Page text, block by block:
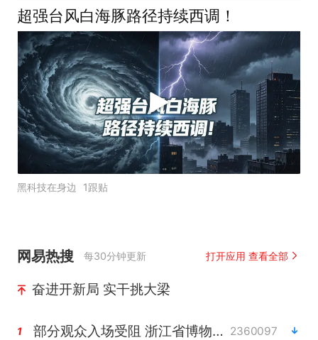
超强台风白海豚路径持续西调！
黑科技在身边 1跟贴
网易热搜 每30分钟更新 打开应用 查看全部
奋进开新局 实干挑大梁
1 部分观众入场受阻 浙江省博物馆致歉 2360097